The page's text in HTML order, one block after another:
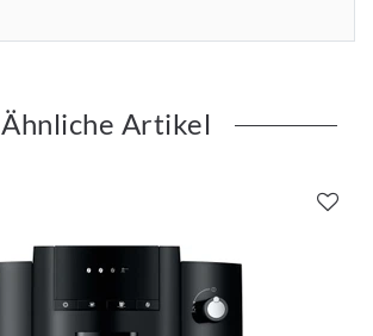
Ähnliche Artikel